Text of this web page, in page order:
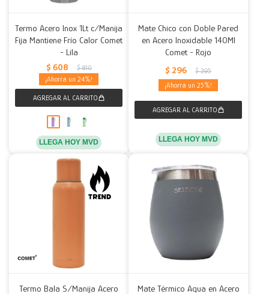
Termo Acero Inox 1Lt c/Manija
Fija Mantiene Frío Calor Comet
- Lila
$ 608 $ 810
24
LLEGA HOY MVD
Mate Chico con Doble Pared
en Acero Inoxidable 140Ml
Comet - Rojo
$ 296 $ 395
25
LLEGA HOY MVD
Termo Bala S/Manija Acero
Mate Térmico Aqua en Acero